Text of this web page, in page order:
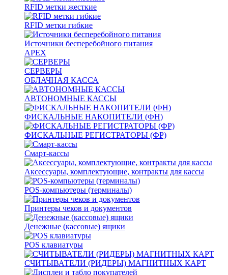
RFID метки жесткие
RFID метки гибкие
Источники бесперебойного питания
APEX
СЕРВЕРЫ
ОБЛАЧНАЯ КАССА
АВТОНОМНЫЕ КАССЫ
ФИСКАЛЬНЫЕ НАКОПИТЕЛИ (ФН)
ФИСКАЛЬНЫЕ РЕГИСТРАТОРЫ (ФР)
Смарт-кассы
Аксессуары, комплектующие, контракты для кассы
POS-компьютеры (терминалы)
Принтеры чеков и документов
Денежные (кассовые) ящики
POS клавиатуры
СЧИТЫВАТЕЛИ (РИДЕРЫ) МАГНИТНЫХ КАРТ